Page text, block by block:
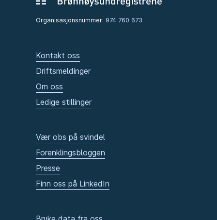
Organisasjonsnummer: 974 760 673
Kontakt oss
Driftsmeldinger
Om oss
Ledige stillinger
Vær obs på svindel
Forenklingsbloggen
Presse
Finn oss på LinkedIn